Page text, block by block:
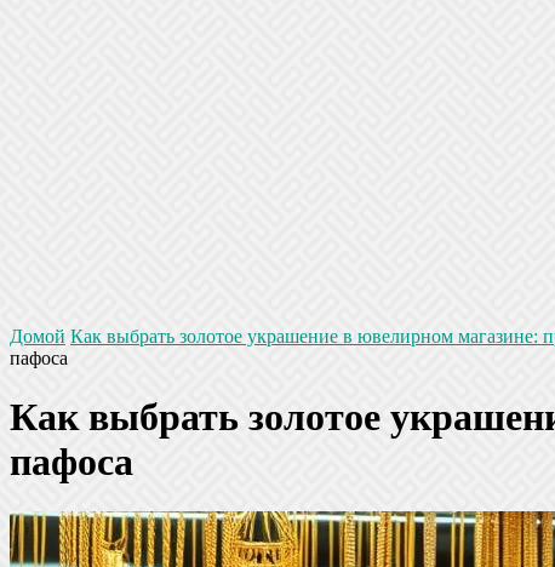
Домой Как выбрать золотое украшение в ювелирном магазине:
пафоса
Как выбрать золотое
пафоса